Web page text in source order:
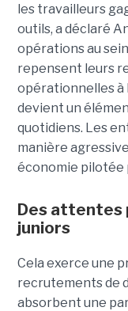
les travailleurs
outils, a déclaré
opérations au
repensent leurs
opérationnelles à
devient un
quotidiens. Les
manière
économie pilotée
Des attentes
juniors
Cela exerce une
recrutements de
absorbent une